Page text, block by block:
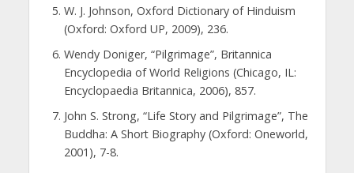
W. J. Johnson, Oxford Dictionary of Hinduism
(Oxford: Oxford UP, 2009), 236.
Wendy Doniger, “Pilgrimage”, Britannica
Encyclopedia of World Religions (Chicago, IL:
Encyclopaedia Britannica, 2006), 857.
John S. Strong, “Life Story and Pilgrimage”, The
Buddha: A Short Biography (Oxford: Oneworld,
2001), 7-8.